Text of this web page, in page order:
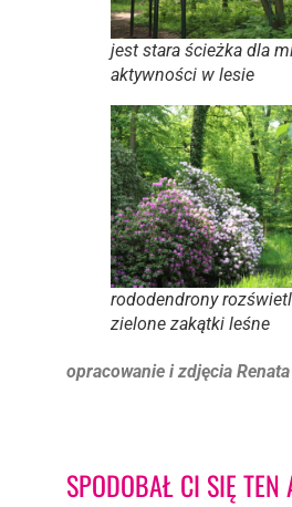
jest stara ścieżka dla
aktywności w lesie
rododendrony
zielone zakątki leśne
opracowanie i zdjęcia
SPODOBAŁ CI SIĘ TEN